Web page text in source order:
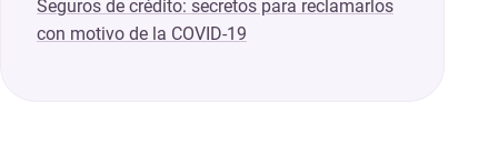
Seguros de crédito: secretos para reclamarlos
con motivo de la COVID-19